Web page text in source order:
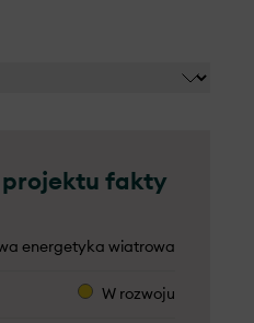
projektu fakty
energetyka wiatrowa
W rozwoju